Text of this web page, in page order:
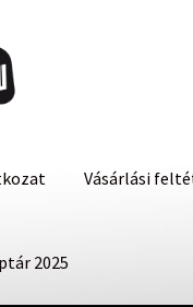
Vásárlási
2025